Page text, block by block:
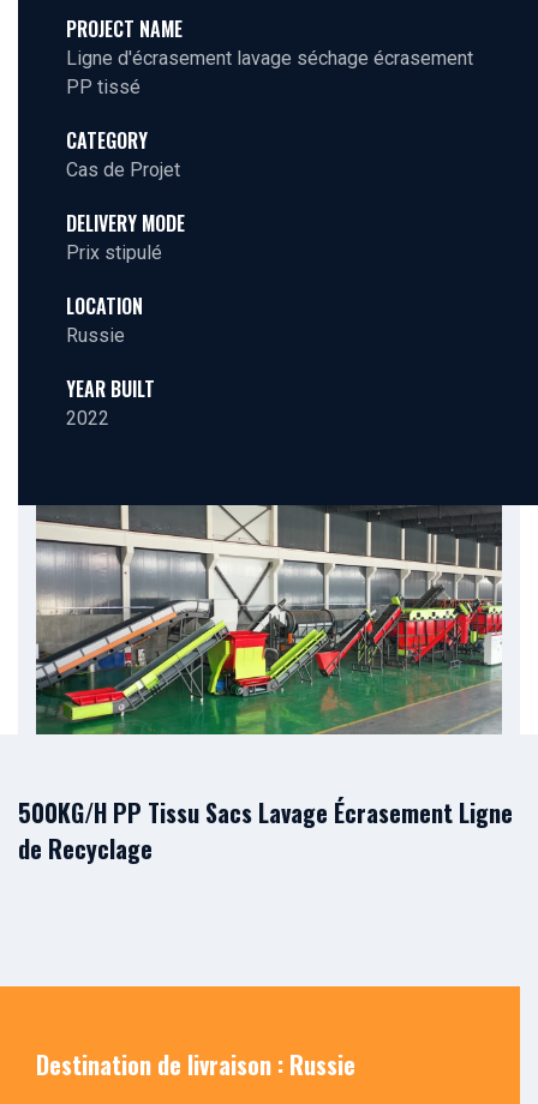
PROJECT NAME
Ligne d'écrasement lavage séchage écrasement
PP tissé
CATEGORY
Cas de Projet
DELIVERY MODE
Prix stipulé
LOCATION
Russie
YEAR BUILT
2022
500KG/H PP Tissu Sacs Lavage Écrasement Ligne
de Recyclage
Destination de livraison : Russie